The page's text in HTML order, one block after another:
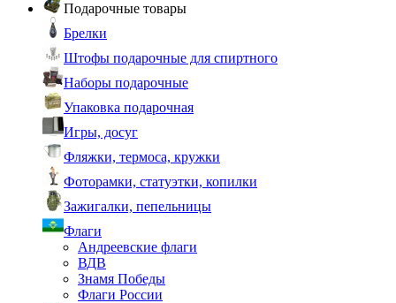
Подарочные товары
Брелки
Штофы подарочные для спиртного
Наборы подарочные
Упаковка подарочная
Игры, досуг
Фляжки, термоса, кружки
Фоторамки, статуэтки, копилки
Зажигалки, пепельницы
Флаги
Андреевские флаги
ВДВ
Знамя Победы
Флаги России